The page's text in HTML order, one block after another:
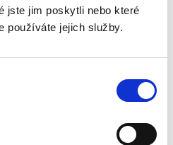
jste jim poskytli nebo které
používáte jejich služby.
průvodcem jakéhokoli
právu GDPR.
Druhou část věnují